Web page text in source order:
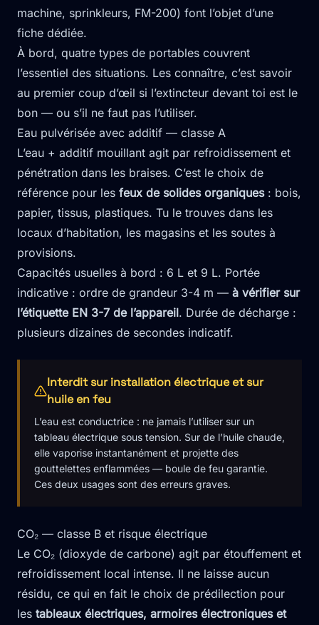
machine, sprinkleurs, FM-200) font l’objet d’une
fiche dédiée.
À bord, quatre types de portables couvrent
l’essentiel des situations. Les connaître, c’est savoir
au premier coup d’œil si l’extincteur devant toi est le
bon — ou s’il ne faut pas l’utiliser.
Eau pulvérisée avec additif — classe A
L’eau + additif mouillant agit par refroidissement et
pénétration dans les braises. C’est le choix de
référence pour les feux de solides organiques: bois,
papier, tissus, plastiques. Tu le trouves dans les
locaux d’habitation, les magasins et les soutes à
provisions.
Capacités usuelles à bord : 6 L et 9 L. Portée
indicative : ordre de grandeur 3-4 m — à vérifier sur
l’étiquette EN 3-7 de l’appareil. Durée de décharge :
plusieurs dizaines de secondes indicatif.
Interdit sur installation électrique et sur
huile en feu
L’eau est conductrice : ne jamais l’utiliser sur un
tableau électrique sous tension. Sur de l’huile chaude,
elle vaporise instantanément et projette des
gouttelettes enflammées — boule de feu garantie.
Ces deux usages sont des erreurs graves.
CO₂ — classe B et risque électrique
Le CO₂ (dioxyde de carbone) agit par étouffement et
refroidissement local intense. Il ne laisse aucun
résidu, ce qui en fait le choix de prédilection pour
les tableaux électriques, armoires électroniques et